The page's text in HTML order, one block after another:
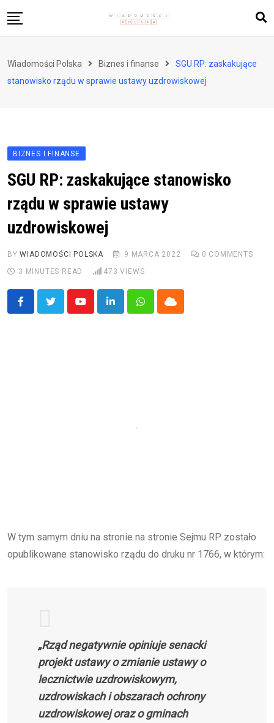
to
Zdrowie i styl życia
Wiadomości Polska Biznes i finanse
SGU RP: zaskakujące
stanowisko rządu w sprawie ustawy uzdrowiskowej
BIZNES I FINANSE
SGU RP: zaskakujące stanowisko
rządu w sprawie ustawy
uzdrowiskowej
BYWIADOMOŚCI POLSKA 9 MARCA 2022 0 COMMENTS
3 MINUTES READ
473 VIEWS
YoutubeLinkedInWhatsappCloud
W tym samym dniu na stronie na stronie Sejmu RP zostało
opublikowane stanowisko rządu do druku nr 1766, w którym:
„Rząd negatywnie opiniuje senacki
projekt ustawy o zmianie ustawy o
lecznictwie uzdrowiskowym,
uzdrowiskach i obszarach ochrony
uzdrowiskowej oraz o gminach